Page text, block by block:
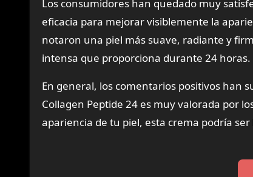
Los consumidores han quedado muy
eficacia para mejorar visiblemente la
notaron una piel más suave, radiante y
intensa que proporciona durante 24 horas.
En general, los comentarios positivos han
Collagen Peptide 24 es muy valorada por
apariencia de tu piel, esta crema podría